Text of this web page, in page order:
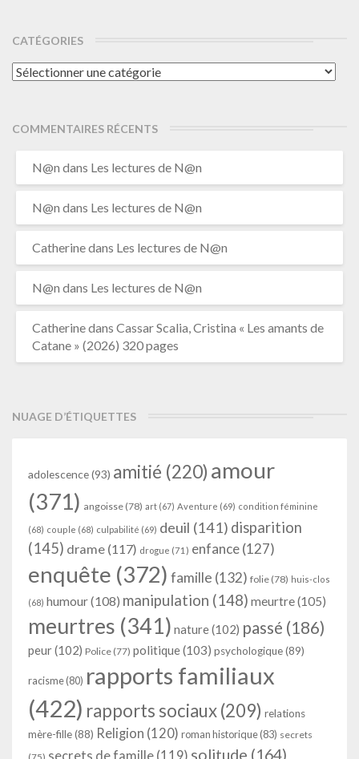
CATÉGORIES
Catégories
COMMENTAIRES RÉCENTS
N@n dans Les lectures de N@n
N@n dans Les lectures de N@n
Catherinedans Les lectures de N@n
N@n dans Les lectures de N@n
Catherinedans Cassar Scalia, Cristina « Les amants de
Catane » (2026) 320 pages
NUAGE D’ÉTIQUETTES
adolescence(93) amitié (220) amour
(371) angoisse (78) art (67) Aventure (69) condition féminine
(68) couple (68) culpabilité (69) deuil (141) disparition
(145) drame (117) drogue (71) enfance(127)
enquête (372) famille (132) folie (78) huis-clos
(68) humour(108) manipulation (148) meurtre(105)
meurtres (341) nature(102) passé (186)
peur(102) Police (77) politique(103) psychologique(89)
racisme (80) rapports familiaux
(422) rapports sociaux(209) relations
mère-fille(88) Religion (120) roman historique(83) secrets
(75) secrets de famille (119) solitude (164)